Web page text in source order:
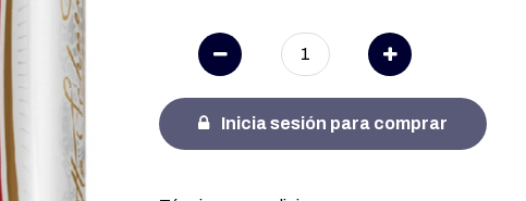
Inicia sesión para comprar